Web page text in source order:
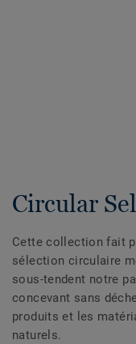
Circular
Cette collection fait
sélection circulaire
sous-tendent notre
concevant sans
produits et les
naturels.